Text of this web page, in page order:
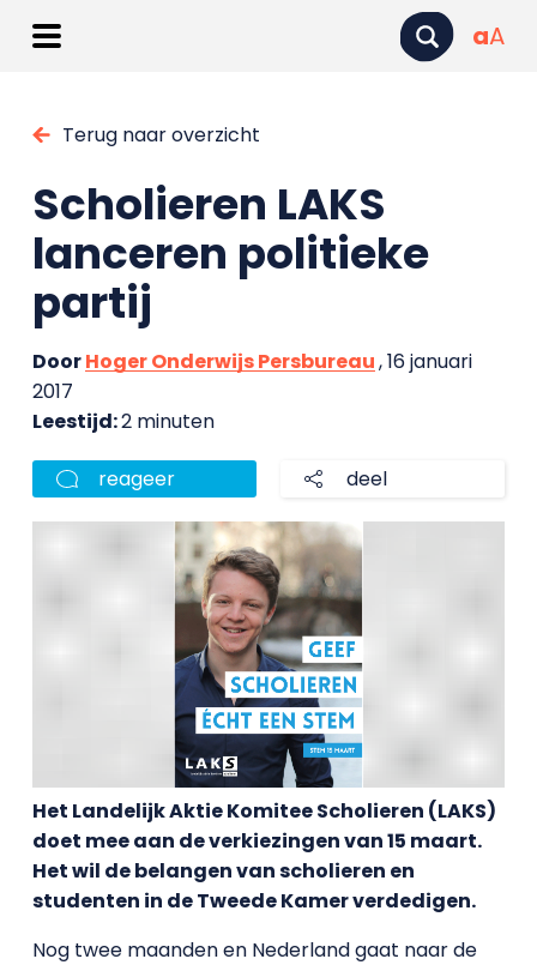
aA
Terug naar overzicht
Scholieren LAKS
lanceren politieke
partij
DoorHoger Onderwijs Persbureau, 16 januari
2017
Leestijd:2 minuten
reageer deel
Het Landelijk Aktie Komitee Scholieren (LAKS)
doet mee aan de verkiezingen van 15 maart.
Het wil de belangen van scholieren en
studenten in de Tweede Kamer verdedigen.
Nog twee maanden en Nederland gaat naar de